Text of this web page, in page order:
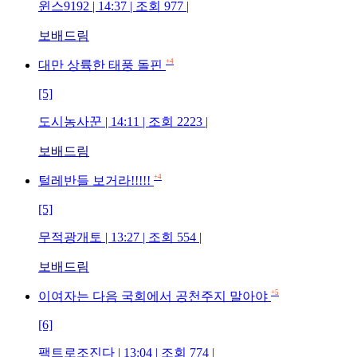
윈스9192 | 14:37 | 조회 977 |
보배드림
대만 상륙한 태풍 돌핀 +4
[5]
도시농사꾼 | 14:11 | 조회 2223 |
보배드림
털레반들 보거라!!!!! +4
[5]
무적광개토 | 13:27 | 조회 554 |
보배드림
이여자는 다음 국회에서 공천주지 말아야 +5
[6]
팩트로조진다 | 13:04 | 조회 774 |